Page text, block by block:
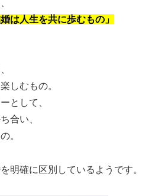
は人生を共に歩むもの」
しむもの。
として、
合い、
。
明確に区別しているようです。